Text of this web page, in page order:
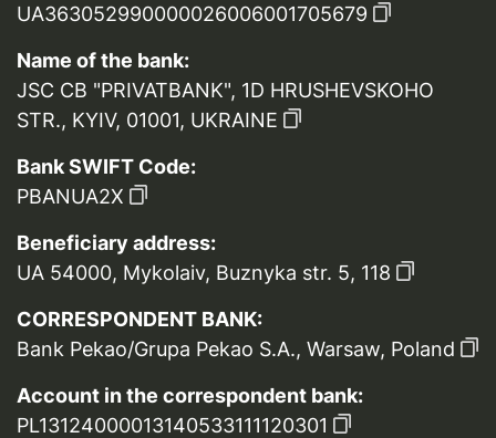
UA363052990000026006001705679
Name of the bank:
JSC CB "PRIVATBANK", 1D HRUSHEVSKOHO
STR., KYIV, 01001, UKRAINE
Bank SWIFT Code:
PBANUA2X
Beneficiary address:
UA 54000, Mykolaiv, Buznyka str. 5, 118
CORRESPONDENT BANK:
Bank Pekao/Grupa Pekao S.A., Warsaw, Poland
Account in the correspondent bank:
PL13124000013140533111120301